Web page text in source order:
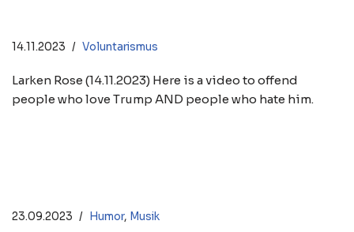
14.11.2023 Voluntarismus
Larken Rose (14.11.2023) Here is a video to offend
people who love Trump AND people who hate him.
23.09.2023 Humor, Musik